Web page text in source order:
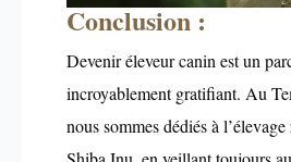
Conclusion :
Devenir éleveur canin est un
incroyablement gratifiant. Au
nous sommes dédiés à